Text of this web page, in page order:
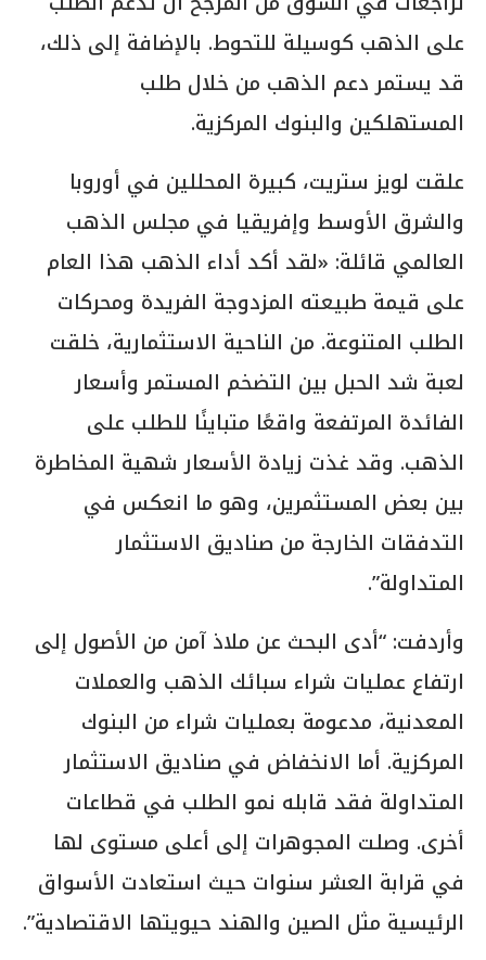
على الذهب كوسيلة للتحوط. بالإضافة إلى ذلك،
قد يستمر دعم الذهب من خلال طلب
المستهلكين والبنوك المركزية.
علقت لويز ستريت، كبيرة المحللين في أوروبا
والشرق الأوسط وإفريقيا في مجلس الذهب
العالمي قائلة: «لقد أكد أداء الذهب هذا العام
على قيمة طبيعته المزدوجة الفريدة ومحركات
الطلب المتنوعة. من الناحية الاستثمارية، خلقت
لعبة شد الحبل بين التضخم المستمر وأسعار
الفائدة المرتفعة واقعًا متباينًا للطلب على
الذهب. وقد غذت زيادة الأسعار شهية المخاطرة
بين بعض المستثمرين، وهو ما انعكس في
التدفقات الخارجة من صناديق الاستثمار
المتداولة”.
وأردفت: “أدى البحث عن ملاذ آمن من الأصول إلى
ارتفاع عمليات شراء سبائك الذهب والعملات
المعدنية، مدعومة بعمليات شراء من البنوك
المركزية. أما الانخفاض في صناديق الاستثمار
المتداولة فقد قابله نمو الطلب في قطاعات
أخرى. وصلت المجوهرات إلى أعلى مستوى لها
في قرابة العشر سنوات حيث استعادت الأسواق
الرئيسية مثل الصين والهند حيويتها الاقتصادية”.